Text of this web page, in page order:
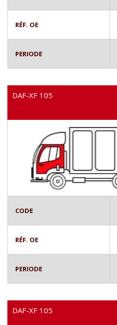
RÉF. OE
PERIODE
DAF-XF 105
CODE
RÉF. OE
PERIODE
DAF-XF 105